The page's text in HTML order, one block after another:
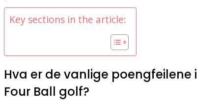
Key sections in the article:
Hva er de vanlige poengfeilene i
Four Ball golf?